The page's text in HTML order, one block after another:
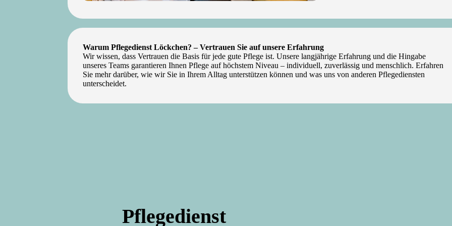
Warum Pflegedienst Löckchen? – Vertrauen Sie auf unsere Erfahrung
Wir wissen, dass Vertrauen die Basis für jede gute Pflege ist. Unsere langjährige Erfahrung und die Hingabe
unseres Teams garantieren Ihnen Pflege auf höchstem Niveau – individuell, zuverlässig und menschlich. Erfahren
Sie mehr darüber, wie wir Sie in Ihrem Alltag unterstützen können und was uns von anderen Pflegediensten
unterscheidet.
Pflege­dienst